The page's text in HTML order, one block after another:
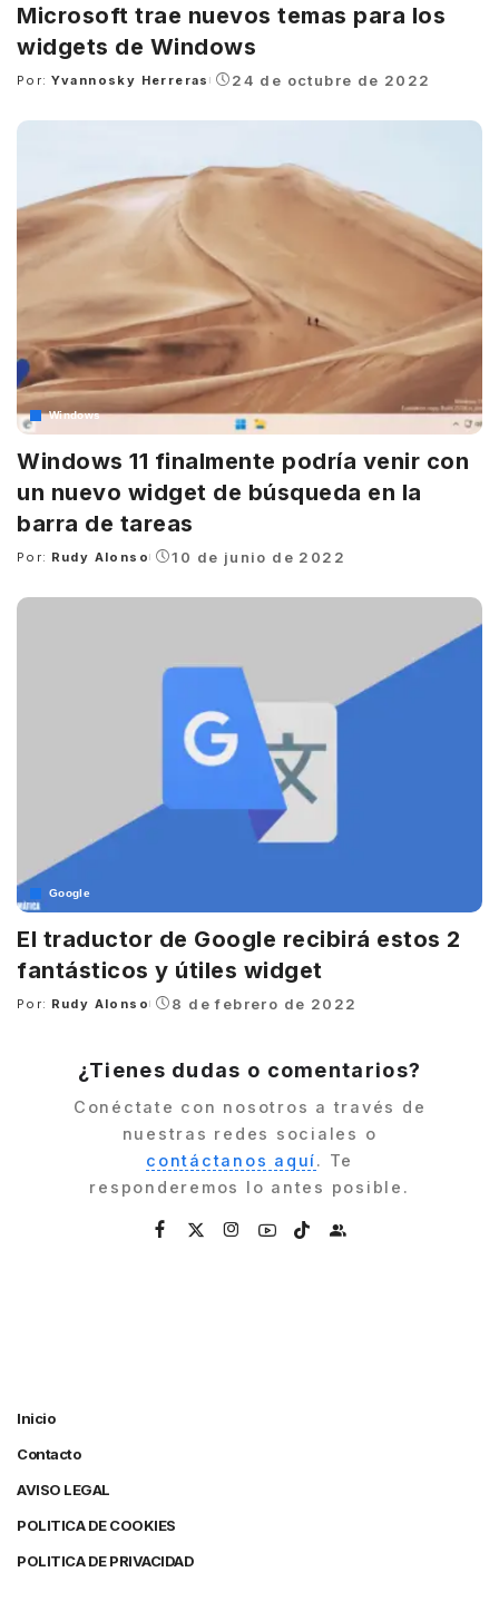
Microsoft trae nuevos temas para los
widgets de Windows
Posted
Por: Yvannosky Herreras 24 de octubre de 2022
Windows
Windows 11 finalmente podría venir con
un nuevo widget de búsqueda en la
barra de tareas
Posted
Por: Rudy Alonso 10 de junio de 2022
Google
El traductor de Google recibirá estos 2
fantásticos y útiles widget
Posted
Por: Rudy Alonso 8 de febrero de 2022
¿Tienes dudas o comentarios?
Conéctate con nosotros a través de
nuestras redes sociales o
contáctanos aquí. Te
responderemos lo antes posible.
Inicio
Contacto
AVISO LEGAL
POLITICA DE COOKIES
POLITICA DE PRIVACIDAD